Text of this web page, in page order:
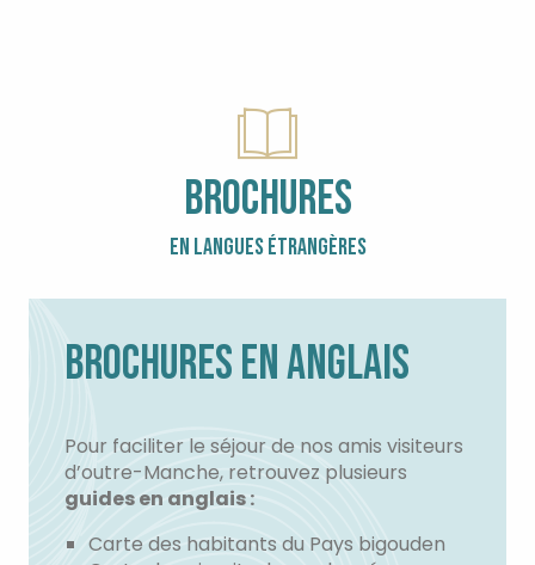
BROCHURES
EN LANGUES ÉTRANGÈRES
BROCHURES EN ANGLAIS
Pour faciliter le séjour de nos amis visiteurs
d’outre-Manche, retrouvez plusieurs
guides en anglais :
Carte des habitants du Pays bigouden